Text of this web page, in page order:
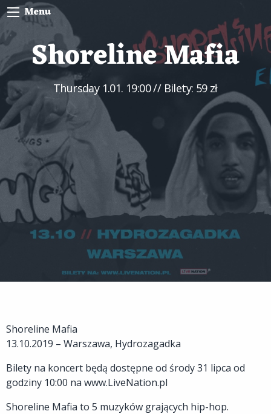
Menu
Shoreline Mafia
Thursday 1.01. 19:00// Bilety: 59 zł
Shoreline Mafia
13.10.2019 – Warszawa, Hydrozagadka
Bilety na koncert będą dostępne od środy 31 lipca od
godziny 10:00 na www.LiveNation.pl
Shoreline Mafia to 5 muzyków grających hip-hop.